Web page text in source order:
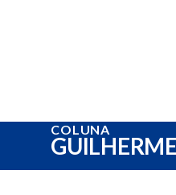
COLUNA